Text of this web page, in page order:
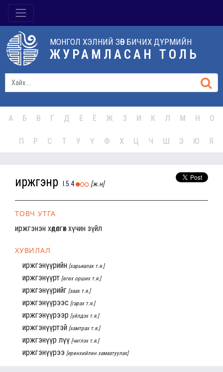
МОНГОЛ ХЭЛНИЙ ЗӨВ БИЧИХ ДҮРМИЙН
ЖУРАМЛАСАН ТОЛЬ
А Б В Г Д Е Ё Ж З И К Л М Н О
П Р С Т У Ү Ф Х Ц Ч Ш Э Ю Я
иржгэнүүр I.5.4 [ж.н]
ТОВЧ УТГА
иржгэнэн хөдөлгөх хүчин зүйл
ХУВИЛАЛ
иржгэнүүрийн [харьяалах т.я.]
иржгэнүүрт [өгөх орших т.я.]
иржгэнүүрийг [заах т.я.]
иржгэнүүрээс [гарах т.я.]
иржгэнүүрээр [үйлдэх т.я.]
иржгэнүүртэй [хамтрах т.я.]
иржгэнүүр лүү [чиглэх т.я.]
иржгэнүүрээ [ерөнхийлөн хамаатуулах]